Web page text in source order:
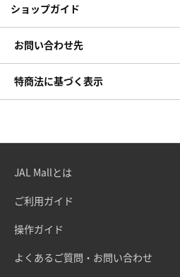
ショップガイド
お問い合わせ先
特商法に基づく表示
JAL Mallとは
ご利用ガイド
操作ガイド
よくあるご質問・お問い合わせ